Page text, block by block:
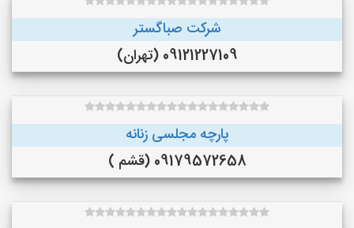
شرکت صباگستر
09121227109 (تهران)
پارچه مجلسی زنانه
09179572658 (قشم )